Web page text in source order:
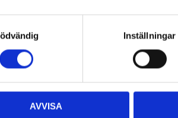
Inställningar
AVVISA
Användningsområde
✓ Bakdäck på traktorer (drivande
✓ Jordbearbetning (plöjning,
✓ Transport inom lantbruk
✓ Redskapsarbete med höga
✓ Applikationer där dimension och